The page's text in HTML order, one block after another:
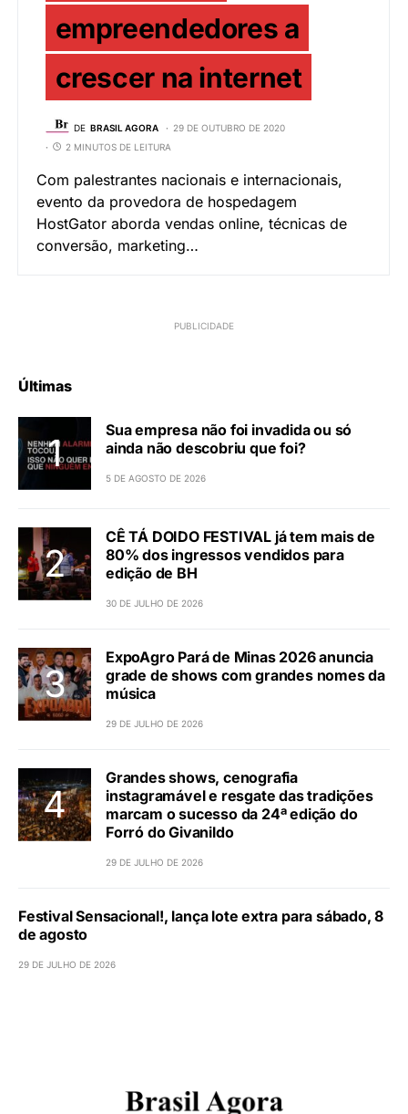
empreendedores a
crescer na internet
DE BRASIL AGORA
29 DE OUTUBRO DE 2020
2 MINUTOS DE LEITURA
Com palestrantes nacionais e internacionais,
evento da provedora de hospedagem
HostGator aborda vendas online, técnicas de
conversão, marketing…
Últimas
Sua empresa não foi invadida ou só
ainda não descobriu que foi?
5 DE AGOSTO DE 2026
CÊ TÁ DOIDO FESTIVAL já tem mais de
80% dos ingressos vendidos para
edição de BH
30 DE JULHO DE 2026
ExpoAgro Pará de Minas 2026 anuncia
grade de shows com grandes nomes da
música
29 DE JULHO DE 2026
Grandes shows, cenografia
instagramável e resgate das tradições
marcam o sucesso da 24ª edição do
Forró do Givanildo
29 DE JULHO DE 2026
Festival Sensacional!, lança lote extra para sábado, 8
de agosto
29 DE JULHO DE 2026